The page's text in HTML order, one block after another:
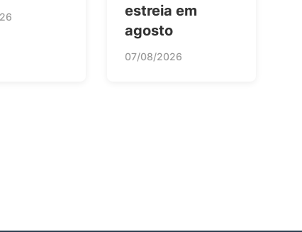
estreia em
agosto
07/08/2026